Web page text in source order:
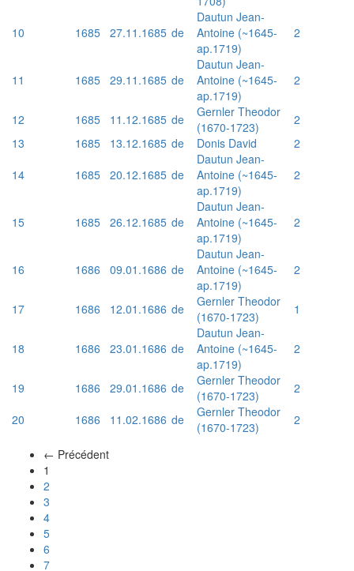
10 1685 27.11.1685 de
Dautun Jean-
Antoine (~1645-
ap.1719)
2
11 1685 29.11.1685 de
Dautun Jean-
Antoine (~1645-
ap.1719)
2
12 1685 11.12.1685 de
Gernler Theodor
(1670-1723)
2
13
1685 13.12.1685 de Donis David
2
14
1685 20.12.1685 de
Dautun Jean-
Antoine (~1645-
ap.1719)
2
15 1685 26.12.1685 de
Dautun Jean-
Antoine (~1645-
ap.1719)
2
16 1686 09.01.1686 de
Dautun Jean-
Antoine (~1645-
ap.1719)
2
17 1686 12.01.1686 de
Gernler Theodor
(1670-1723)
1
18 1686 23.01.1686 de
Dautun Jean-
Antoine (~1645-
ap.1719)
2
19 1686 29.01.1686 de
Gernler Theodor
(1670-1723)
2
20
1686 11.02.1686 de
Gernler Theodor
(1670-1723)
2
← Précédent
1
2
3
4
5
6
7